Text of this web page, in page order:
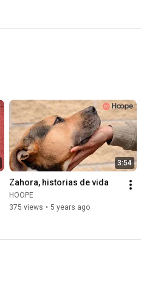
3:54
Zahora, historias de vida
HOOPE
375 views • 5 years ago